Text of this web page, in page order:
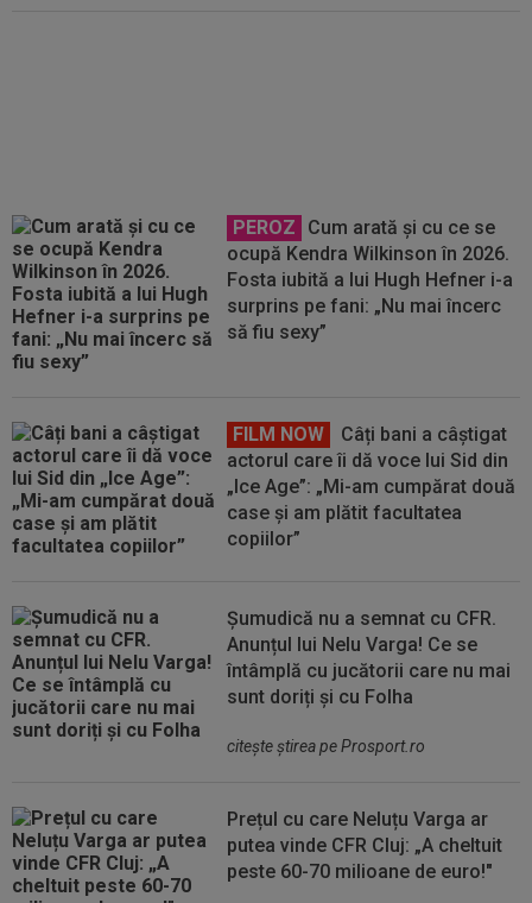
PEROZ
Cum arată și cu ce se
ocupă Kendra Wilkinson în 2026.
Fosta iubită a lui Hugh Hefner i-a
surprins pe fani: „Nu mai încerc
să fiu sexy”
FILM NOW
Câți bani a câștigat
actorul care îi dă voce lui Sid din
„Ice Age”: „Mi-am cumpărat două
case și am plătit facultatea
copiilor”
Șumudică nu a semnat cu CFR.
Anunțul lui Nelu Varga! Ce se
întâmplă cu jucătorii care nu mai
sunt doriți și cu Folha
citeşte ştirea pe Prosport.ro
Prețul cu care Neluțu Varga ar
putea vinde CFR Cluj: „A cheltuit
peste 60-70 milioane de euro!"